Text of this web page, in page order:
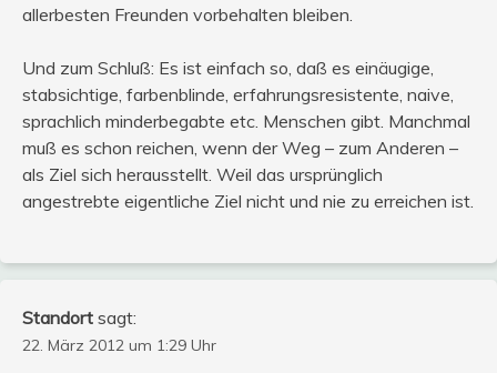
allerbesten Freunden vorbehalten bleiben.
Und zum Schluß: Es ist einfach so, daß es einäugige,
stabsichtige, farbenblinde, erfahrungsresistente, naive,
sprachlich minderbegabte etc. Menschen gibt. Manchmal
muß es schon reichen, wenn der Weg – zum Anderen –
als Ziel sich herausstellt. Weil das ursprünglich
angestrebte eigentliche Ziel nicht und nie zu erreichen ist.
Standort sagt:
22. März 2012 um 1:29 Uhr